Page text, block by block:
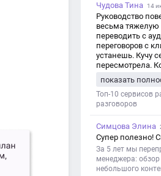
Чудова Тина 14
Руководство
весьма тяжелую
переводить с
переговоров с
устанешь. Кучу
пересмотрела.
хорошо
редактировать
показать
Топ-10 сервисов
разговоров
Симцова Элина
Супер полезно!
За 5 лет мы
менеджера: обзор
небольшого